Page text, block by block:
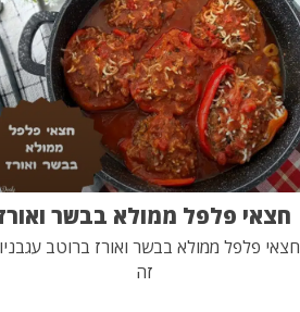
חצאי פלפל ממולא בבשר ואורז
חצאי פלפל ממולא בבשר ואורז ברוטב
זה